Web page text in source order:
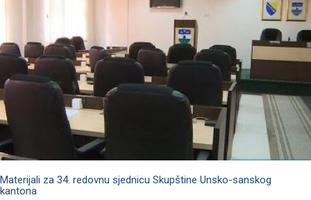
Materijali za 34. redovnu sjednicu Skupštine Unsko-sanskog
kantona